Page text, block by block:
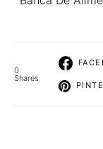
0
Shares